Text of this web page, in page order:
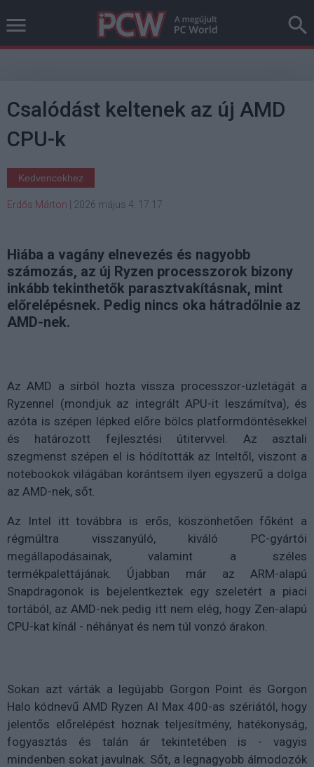
Csalódást keltenek az új AMD
CPU-k
Kedvencekhez
Erdős Márton 2026 május 4. 17:17
Hiába a vagány elnevezés és nagyobb
számozás, az új Ryzen processzorok bizony
inkább tekinthetők parasztvakításnak, mint
előrelépésnek. Pedig nincs oka hátradőlnie az
AMD-nek.
Az AMD a sírból hozta vissza processzor-üzletágát a
Ryzennel (mondjuk az integrált APU-it leszámítva), és
azóta is szépen lépked előre bölcs platformdöntésekkel
és határozott fejlesztési útitervvel. Az asztali
szegmenst szépen el is hódították az Inteltől, viszont a
notebookok világában korántsem ilyen egyszerű a dolga
az AMD-nek, sőt.
Az Intel itt továbbra is erős, köszönhetően főként a
régmúltra visszanyúló, kiváló PC-gyártói
megállapodásainak, valamint a széles
termékpalettájának. Újabban már az ARM-alapú
Snapdragonok is bejelentkeztek egy szeletért a piaci
tortából, az AMD-nek pedig itt nem elég, hogy Zen-alapú
CPU-kat kínál - néhányat és nem túl vonzó árakon.
Sokan azt várták a legújabb Gorgon Point és Gorgon
Halo kódnevű AMD Ryzen AI Max 400-as szériától, hogy
jelentős előrelépést hoznak teljesítmény, hatékonyság,
fogyasztás és talán ár tekintetében is - vagyis
mindenben sokat javulnak. Sőt, a legnagyobb álmodozók